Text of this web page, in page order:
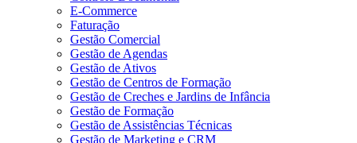
E-Commerce
Faturação
Gestão Comercial
Gestão de Agendas
Gestão de Ativos
Gestão de Centros de Formação
Gestão de Creches e Jardins de Infância
Gestão de Formação
Gestão de Assistências Técnicas
Gestão de Marketing e CRM